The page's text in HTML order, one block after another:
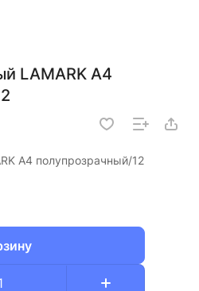
LAMARK А4
А4 полупрозрачный/12